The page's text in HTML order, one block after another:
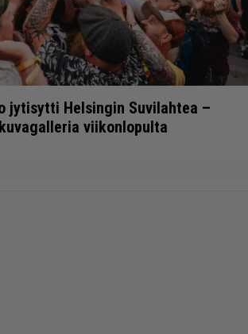
jytisytti Helsingin Suvilahtea –
viikonlopulta